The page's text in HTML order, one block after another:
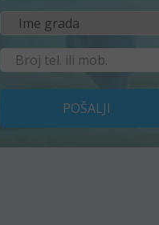
POŠALJI